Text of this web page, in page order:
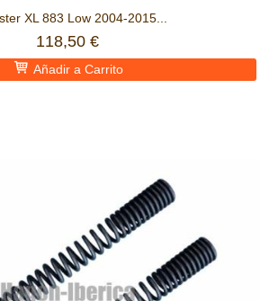
XL 883 Low 2004-2015...
118,50 €
Añadir a Carrito